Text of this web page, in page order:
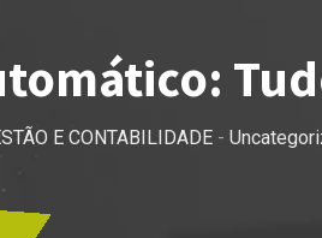
E CONTABILIDADE -